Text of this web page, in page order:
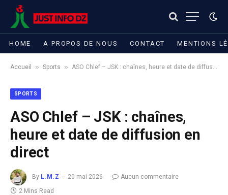
HOME A PROPOS DE NOUS CONTACT MENTIONS
Accueil » Sports » ASO Chlef – JSK : chaînes, heure et date de diffusion en direct
SPORTS
ASO Chlef – JSK : chaînes,
heure et date de diffusion en
direct
By L.M.Z 20 mai 2026
Aucun commentaire
2 Mins Read